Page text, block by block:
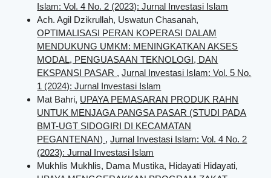
Islam: Vol. 4 No. 2 (2023): Jurnal Investasi Islam
Ach. Agil Dzikrullah, Uswatun Chasanah,
OPTIMALISASI PERAN KOPERASI DALAM
MENDUKUNG UMKM: MENINGKATKAN AKSES
MODAL, PENGUASAAN TEKNOLOGI, DAN
EKSPANSI PASAR ,Jurnal Investasi Islam: Vol. 5 No.
1 (2024): Jurnal Investasi Islam
Mat Bahri, UPAYA PEMASARAN PRODUK RAHN
UNTUK MENJAGA PANGSA PASAR (STUDI PADA
BMT-UGT SIDOGIRI DI KECAMATAN
PEGANTENAN) ,Jurnal Investasi Islam: Vol. 4 No. 2
(2023): Jurnal Investasi Islam
Mukhlis Mukhlis, Dama Mustika, Hidayati Hidayati,